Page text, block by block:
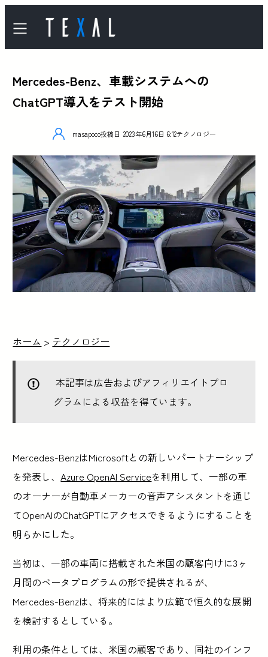
Mercedes-Benz、車載システムへの
ChatGPT導入をテスト開始
masapoco投稿日 2023年6月16日 6:12テクノロジー
ホーム > テクノロジー
本記事は広告およびアフィリエイトプロ
グラムによる収益を得ています。
Mercedes-BenzはMicrosoftとの新しいパートナーシップ
を発表し、Azure OpenAI Serviceを利用して、一部の車
のオーナーが自動車メーカーの音声アシスタントを通じ
てOpenAIのChatGPTにアクセスできるようにすることを
明らかにした。
当初は、一部の車両に搭載された米国の顧客向けに3ヶ
月間のベータプログラムの形で提供されるが、
Mercedes-Benzは、将来的にはより広範で恒久的な展開
を検討するとしている。
利用の条件としては、米国の顧客であり、同社のインフ